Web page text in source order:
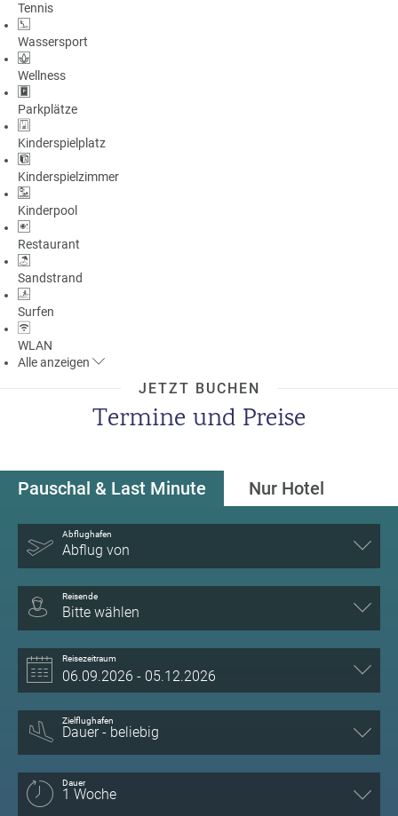
Tennis
Wassersport
Wellness
Parkplätze
Kinderspielplatz
Kinderspielzimmer
Kinderpool
Restaurant
Sandstrand
Surfen
WLAN
Alleanzeigen
JETZT BUCHEN
Termine und Preise
Pauschal & Last Minute Nur Hotel
Abflughafen
Abflug von
Reisende
Bitte wählen
Reisezeitraum
Zielflughafen
Dauer